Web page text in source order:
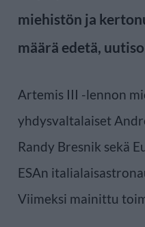
miehistön ja
määrä edetä,
Artemis III -lennon
yhdysvaltalaiset
Randy Bresnik sekä
ESAn
Viimeksi mainittu